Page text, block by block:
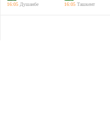
16:05 Душанбе
16:05 Ташкент